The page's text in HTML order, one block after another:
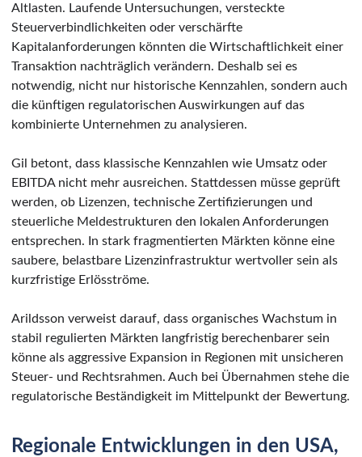
Altlasten. Laufende Untersuchungen, versteckte
Steuerverbindlichkeiten oder verschärfte
Kapitalanforderungen könnten die Wirtschaftlichkeit einer
Transaktion nachträglich verändern. Deshalb sei es
notwendig, nicht nur historische Kennzahlen, sondern auch
die künftigen regulatorischen Auswirkungen auf das
kombinierte Unternehmen zu analysieren.
Gil betont, dass klassische Kennzahlen wie Umsatz oder
EBITDA nicht mehr ausreichen. Stattdessen müsse geprüft
werden, ob Lizenzen, technische Zertifizierungen und
steuerliche Meldestrukturen den lokalen Anforderungen
entsprechen. In stark fragmentierten Märkten könne eine
saubere, belastbare Lizenzinfrastruktur wertvoller sein als
kurzfristige Erlösströme.
Arildsson verweist darauf, dass organisches Wachstum in
stabil regulierten Märkten langfristig berechenbarer sein
könne als aggressive Expansion in Regionen mit unsicheren
Steuer- und Rechtsrahmen. Auch bei Übernahmen stehe die
regulatorische Beständigkeit im Mittelpunkt der Bewertung.
Regionale Entwicklungen in den USA,